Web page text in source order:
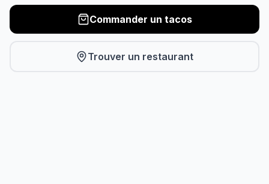
Commander un tacos
Trouver un restaurant